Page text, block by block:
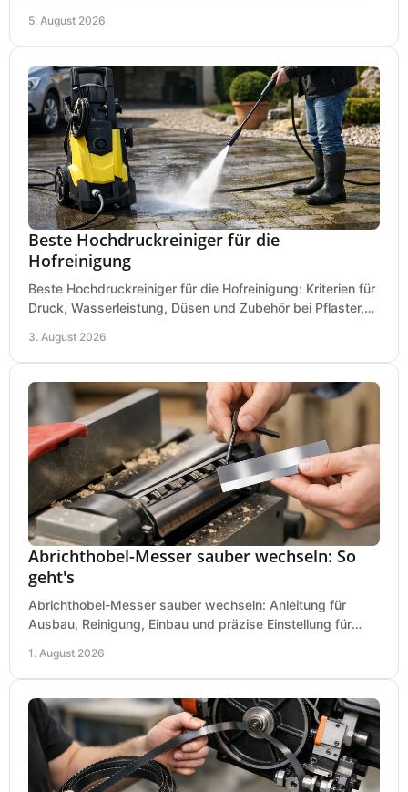
5. August 2026
Beste Hochdruckreiniger für die
Hofreinigung
Beste Hochdruckreiniger für die Hofreinigung: Kriterien für
Druck, Wasserleistung, Düsen und Zubehör bei Pflaster,
3. August 2026
Abrichthobel-Messer sauber wechseln: So
geht's
Abrichthobel-Messer sauber wechseln: Anleitung für
Ausbau, Reinigung, Einbau und präzise Einstellung für
1. August 2026